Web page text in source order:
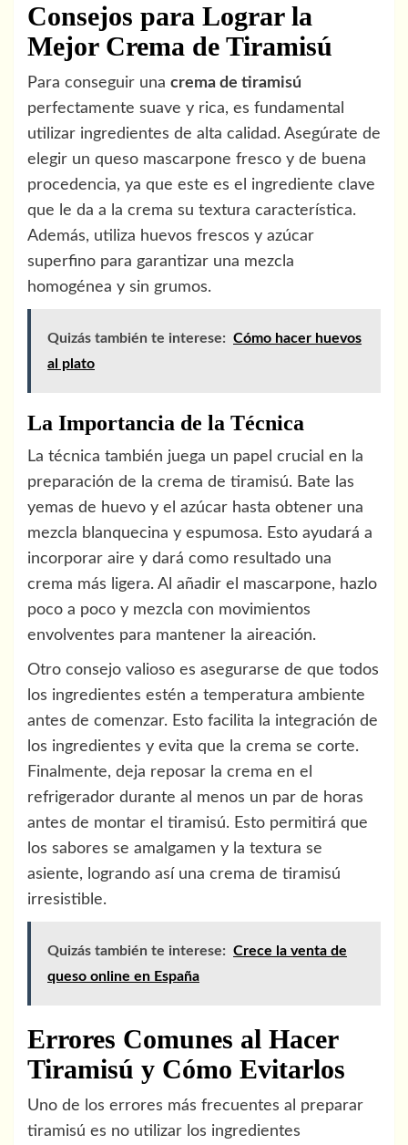
Consejos para Lograr la
Mejor Crema de Tiramisú
Para conseguir una crema de tiramisú
perfectamente suave y rica, es fundamental
utilizar ingredientes de alta calidad. Asegúrate de
elegir un queso mascarpone fresco y de buena
procedencia, ya que este es el ingrediente clave
que le da a la crema su textura característica.
Además, utiliza huevos frescos y azúcar
superfino para garantizar una mezcla
homogénea y sin grumos.
Quizás también te interese: Cómo hacer huevos
al plato
La Importancia de la Técnica
La técnica también juega un papel crucial en la
preparación de la crema de tiramisú. Bate las
yemas de huevo y el azúcar hasta obtener una
mezcla blanquecina y espumosa. Esto ayudará a
incorporar aire y dará como resultado una
crema más ligera. Al añadir el mascarpone, hazlo
poco a poco y mezcla con movimientos
envolventes para mantener la aireación.
Otro consejo valioso es asegurarse de que todos
los ingredientes estén a temperatura ambiente
antes de comenzar. Esto facilita la integración de
los ingredientes y evita que la crema se corte.
Finalmente, deja reposar la crema en el
refrigerador durante al menos un par de horas
antes de montar el tiramisú. Esto permitirá que
los sabores se amalgamen y la textura se
asiente, logrando así una crema de tiramisú
irresistible.
Quizás también te interese: Crece la venta de
queso online en España
Errores Comunes al Hacer
Tiramisú y Cómo Evitarlos
Uno de los errores más frecuentes al preparar
tiramisú es no utilizar los ingredientes